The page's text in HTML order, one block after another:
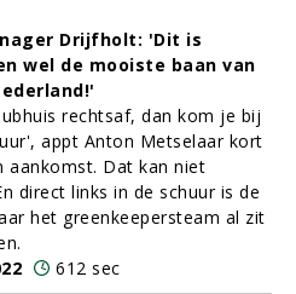
Drijfholt: 'Dit is
wel de mooiste baan van
rechtsaf, dan kom je bij
appt Anton Metselaar kort
aankomst. Dat kan niet
direct links in de schuur is de
het greenkeepersteam al zit
612 sec